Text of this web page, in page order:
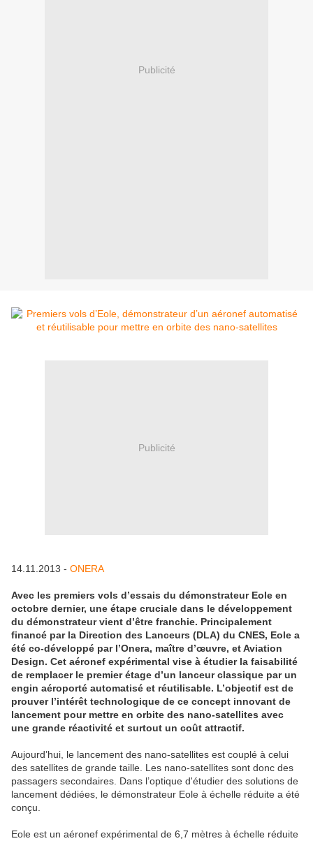
Publicité
Publicité
14.11.2013 - ONERA
Avec les premiers vols d’essais du démonstrateur Eole en
octobre dernier, une étape cruciale dans le développement
du démonstrateur vient d’être franchie. Principalement
financé par la Direction des Lanceurs (DLA) du CNES, Eole a
été co-développé par l’Onera, maître d’œuvre, et Aviation
Design. Cet aéronef expérimental vise à étudier la faisabilité
de remplacer le premier étage d’un lanceur classique par un
engin aéroporté automatisé et réutilisable. L’objectif est de
prouver l’intérêt technologique de ce concept innovant de
lancement pour mettre en orbite des nano-satellites avec
une grande réactivité et surtout un coût attractif.
Aujourd’hui, le lancement des nano-satellites est couplé à celui
des satellites de grande taille. Les nano-satellites sont donc des
passagers secondaires. Dans l’optique d'étudier des solutions de
lancement dédiées, le démonstrateur Eole à échelle réduite a été
conçu.
Eole est un aéronef expérimental de 6,7 mètres à échelle réduite